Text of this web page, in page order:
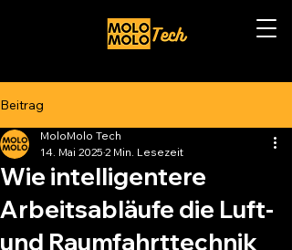
Beitrag
Wie intelligentere
Arbeitsabläufe die Luft-
und Raumfahrttechnik
MoloMolo Tech
14. Mai 2025 2 Min. Lesezeit